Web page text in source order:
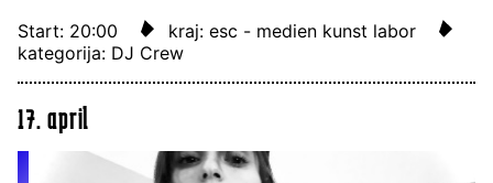
Start: 20:00
kraj: esc - medien kunst labor
kategorija: DJ Crew
17. april